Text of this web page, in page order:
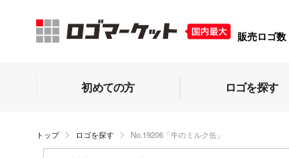
販売ロゴ数
初めての方 ロゴを探す
トップ ロゴを探す No.19206「牛のミルク缶」